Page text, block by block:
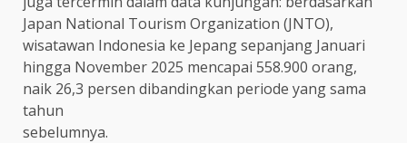
Japan National Tourism Organization (JNTO),
wisatawan Indonesia ke Jepang sepanjang Januari
hingga November 2025 mencapai 558.900 orang,
naik 26,3 persen dibandingkan periode yang sama
tahun
sebelumnya.